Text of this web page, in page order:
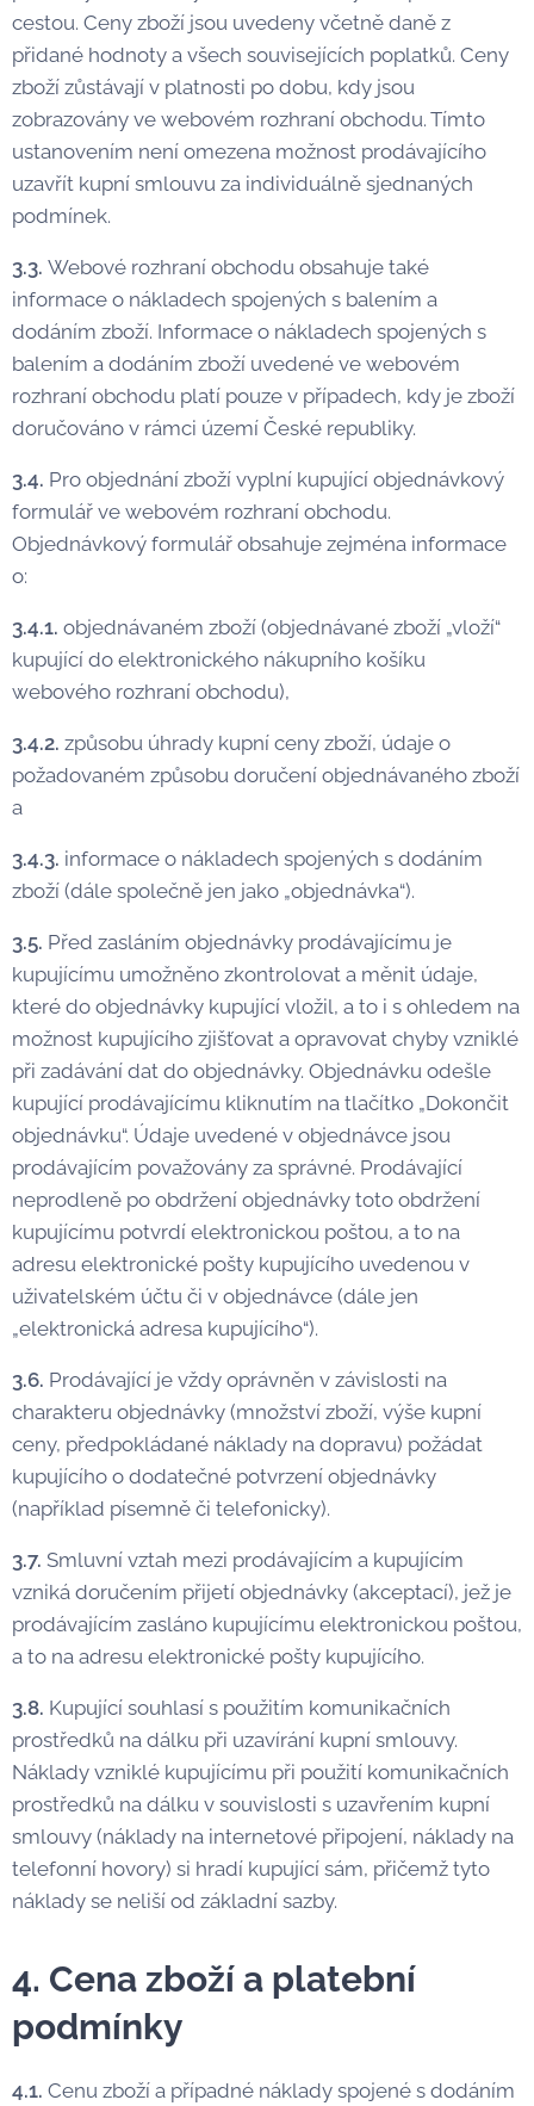
cestou. Ceny zboží jsou uvedeny včetně daně z
přidané hodnoty a všech souvisejících poplatků. Ceny
zboží zůstávají v platnosti po dobu, kdy jsou
zobrazovány ve webovém rozhraní obchodu. Tímto
ustanovením není omezena možnost prodávajícího
uzavřít kupní smlouvu za individuálně sjednaných
podmínek.
3.3. Webové rozhraní obchodu obsahuje také
informace o nákladech spojených s balením a
dodáním zboží. Informace o nákladech spojených s
balením a dodáním zboží uvedené ve webovém
rozhraní obchodu platí pouze v případech, kdy je zboží
doručováno v rámci území České republiky.
3.4. Pro objednání zboží vyplní kupující objednávkový
formulář ve webovém rozhraní obchodu.
Objednávkový formulář obsahuje zejména informace
o:
3.4.1. objednávaném zboží (objednávané zboží „vloží“
kupující do elektronického nákupního košíku
webového rozhraní obchodu),
3.4.2. způsobu úhrady kupní ceny zboží, údaje o
požadovaném způsobu doručení objednávaného zboží
a
3.4.3. informace o nákladech spojených s dodáním
zboží (dále společně jen jako „objednávka“).
3.5. Před zasláním objednávky prodávajícímu je
kupujícímu umožněno zkontrolovat a měnit údaje,
které do objednávky kupující vložil, a to i s ohledem na
možnost kupujícího zjišťovat a opravovat chyby vzniklé
při zadávání dat do objednávky. Objednávku odešle
kupující prodávajícímu kliknutím na tlačítko „Dokončit
objednávku“. Údaje uvedené v objednávce jsou
prodávajícím považovány za správné. Prodávající
neprodleně po obdržení objednávky toto obdržení
kupujícímu potvrdí elektronickou poštou, a to na
adresu elektronické pošty kupujícího uvedenou v
uživatelském účtu či v objednávce (dále jen
„elektronická adresa kupujícího“).
3.6. Prodávající je vždy oprávněn v závislosti na
charakteru objednávky (množství zboží, výše kupní
ceny, předpokládané náklady na dopravu) požádat
kupujícího o dodatečné potvrzení objednávky
(například písemně či telefonicky).
3.7. Smluvní vztah mezi prodávajícím a kupujícím
vzniká doručením přijetí objednávky (akceptací), jež je
prodávajícím zasláno kupujícímu elektronickou poštou,
a to na adresu elektronické pošty kupujícího.
3.8. Kupující souhlasí s použitím komunikačních
prostředků na dálku při uzavírání kupní smlouvy.
Náklady vzniklé kupujícímu při použití komunikačních
prostředků na dálku v souvislosti s uzavřením kupní
smlouvy (náklady na internetové připojení, náklady na
telefonní hovory) si hradí kupující sám, přičemž tyto
náklady se neliší od základní sazby.
4. Cena zboží a platební
podmínky
4.1. Cenu zboží a případné náklady spojené s dodáním